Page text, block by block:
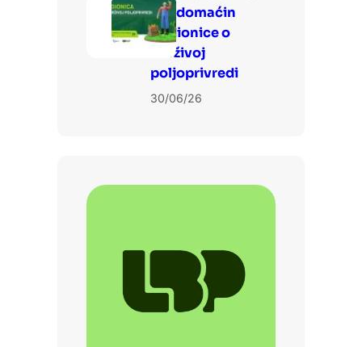
3LJ domaćin
Radionice o
održivoj
poljoprivredi
30/06/26